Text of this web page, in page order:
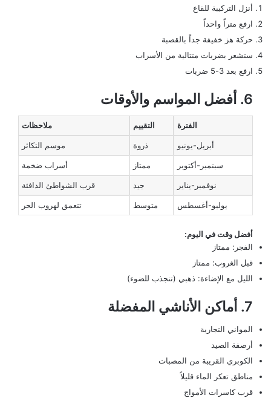
أنزل التركيبة للقاع
ارفع متراً واحداً
حركة هز خفيفة جداً بالقصبة
ستشعر بضربات متتالية من الأسراب
ارفع بعد 3-5 ضربات
6. أفضل المواسم والأوقات
الفترة التقييم ملاحظات
أبريل-يونيو ذروة موسم التكاثر
سبتمبر-أكتوبر ممتاز أسراب ضخمة
نوفمبر-يناير جيد قرب الشواطئ الدافئة
يوليو-أغسطس متوسط تتعمق لهروب الحر
أفضل وقت في اليوم:
الفجر: ممتاز
قبل الغروب: ممتاز
الليل مع الإضاءة: ذهبي (تنجذب للضوء)
7. أماكن الأناشي المفضلة
المواني التجارية
أرصفة الصيد
الكوبري القريبة من المصبات
مناطق تعكر الماء قليلاً
قرب كاسرات الأمواج